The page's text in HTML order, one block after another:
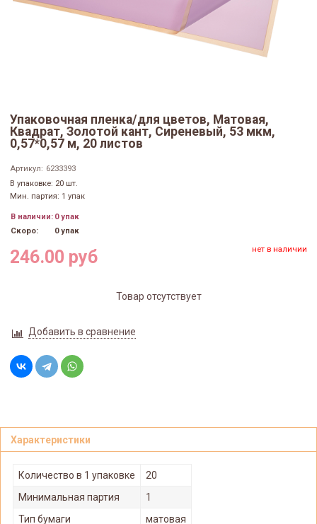
Упаковочная пленка/для цветов, Матовая,
Квадрат, Золотой кант, Сиреневый, 53 мкм,
0,57*0,57 м, 20 листов
Артикул: 6233393
В упаковке: 20 шт.
Мин. партия: 1 упак
В наличии: 0 упак
Скоро:
0 упак
246.00 руб нет в наличии
Товар отсутствует
Добавить в сравнение
Характеристики
Количество в 1 упаковке
20
Минимальная партия
1
Тип бумаги
матовая